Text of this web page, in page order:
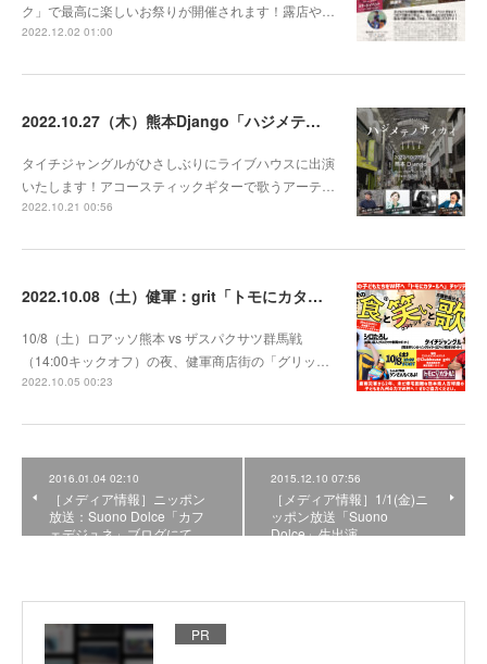
ク」で最高に楽しいお祭りが開催されます！露店や…
2022.12.02 01:00
2022.10.27（木）熊本Django「ハジメテノサイカイり」に出演！
タイチジャングルがひさしぶりにライブハウスに出演
いたします！アコースティックギターで歌うアーテ…
2022.10.21 00:56
2022.10.08（土）健軍：grit「トモにカタールへ」チャリティライブへ出演！
10/8（土）ロアッソ熊本 vs ザスパクサツ群馬戦
（14:00キックオフ）の夜、健軍商店街の「グリッ…
2022.10.05 00:23
2016.01.04 02:10
［メディア情報］ニッポン
放送：Suono Dolce「カフ
ェデジュネ」ブログにて…
2015.12.10 07:56
［メディア情報］1/1(金)ニ
ッポン放送「Suono
Dolce」生出演
PR